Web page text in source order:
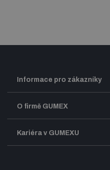
Informace pro zákazníky
Doprava a zasílání zboží
Obchodní podmínky
O firmě GUMEX
Představení firmy GUMEX
Kariéra v GUMEXU